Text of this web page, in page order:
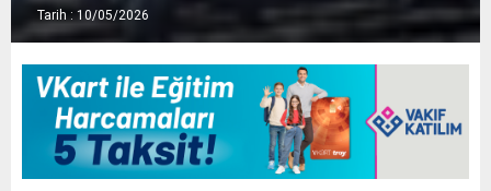
R
Tarih : 10/05/2026